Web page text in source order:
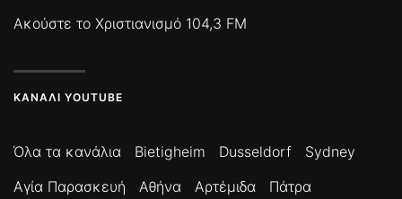
Ακούστε το Χριστιανισμό 104,3 FM
ΚΑΝΆΛΙ YOUTUBE
Όλα τα κανάλια Bietigheim Dusseldorf
Sydney
Αγία Παρασκευή
Αθήνα Αρτέμιδα
Πάτρα